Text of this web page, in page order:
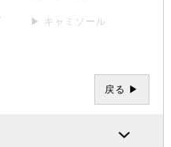
▶ キャミソール
戻る ▶